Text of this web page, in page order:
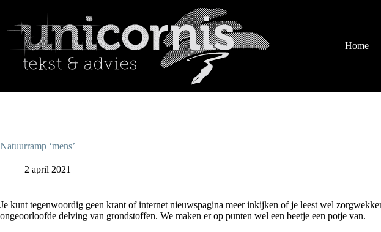
inhoud
Home
Natuurramp ‘mens’
2 april 2021
Je kunt tegenwoordig geen krant of internet nieuwspagina meer inkijken of je leest wel
ongeoorloofde delving van grondstoffen. We maken er op punten wel een beetje een potje van.